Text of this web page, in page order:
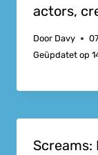
actors,
Door Davy
Geüpdatet op
Screams: